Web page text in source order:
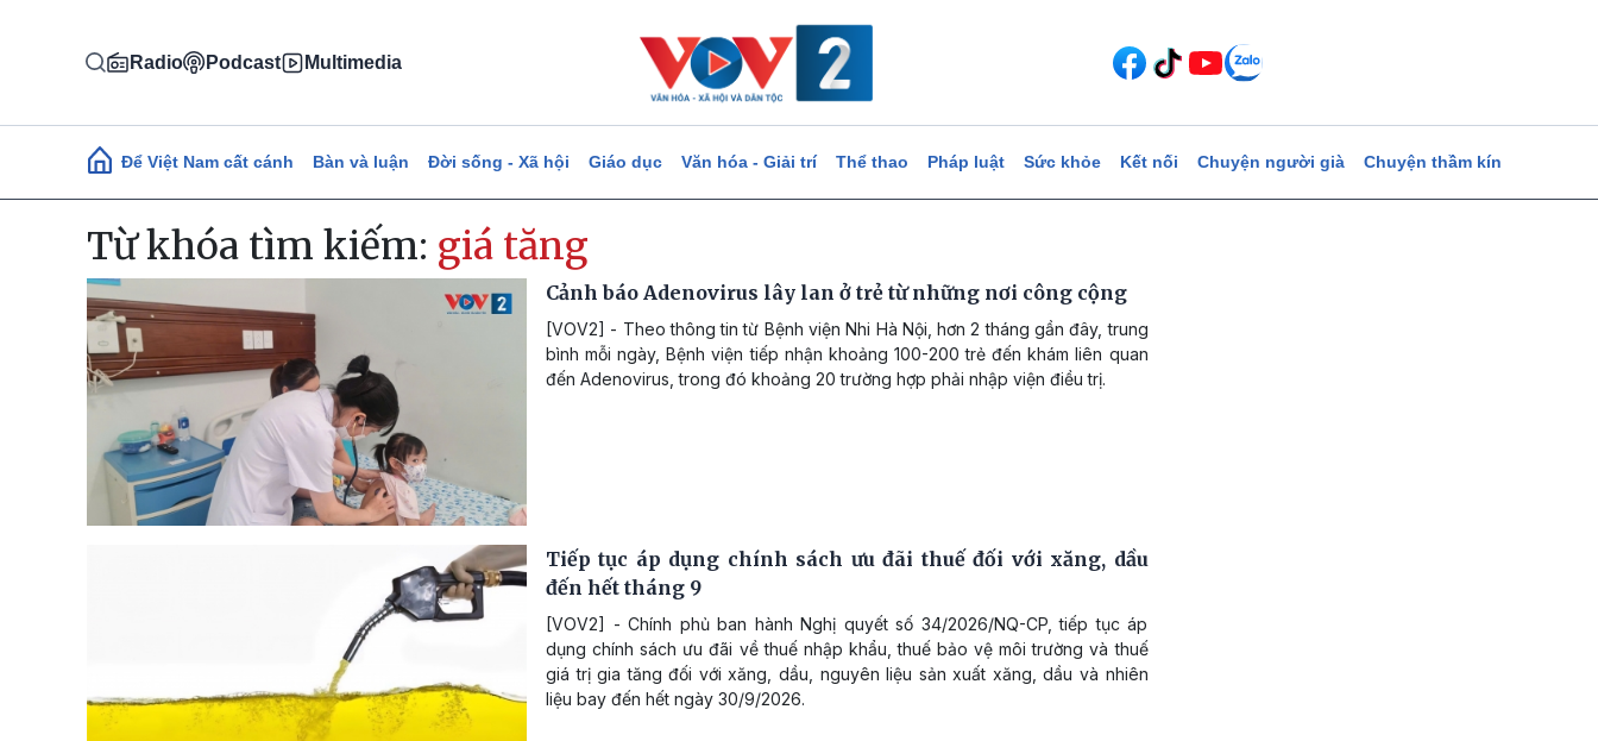
Radio Podcast Multimedia
Main navigation
Để Việt Nam cất cánh Bàn và luận Đời sống - Xã hội Giáo dục Văn hóa - Giải trí Thể thao Pháp luật Sức khỏe Kết nối Chuyện người già Chuyện thầm kín
Từ khóa tìm kiếm: giá tăng
Cảnh báo Adenovirus lây lan ở trẻ từ những nơi công cộng
[VOV2] - Theo thông tin từ Bệnh viện Nhi Hà Nội, hơn 2 tháng gần đây, trung
bình mỗi ngày, Bệnh viện tiếp nhận khoảng 100-200 trẻ đến khám liên quan
đến Adenovirus, trong đó khoảng 20 trường hợp phải nhập viện điều trị.
Tiếp tục áp dụng chính sách ưu đãi thuế đối với xăng, dầu
đến hết tháng 9
[VOV2] - Chính phủ ban hành Nghị quyết số 34/2026/NQ-CP, tiếp tục áp
dụng chính sách ưu đãi về thuế nhập khẩu, thuế bảo vệ môi trường và thuế
giá trị gia tăng đối với xăng, dầu, nguyên liệu sản xuất xăng, dầu và nhiên
liệu bay đến hết ngày 30/9/2026.